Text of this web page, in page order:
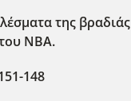
της
ΝΒΑ.
148